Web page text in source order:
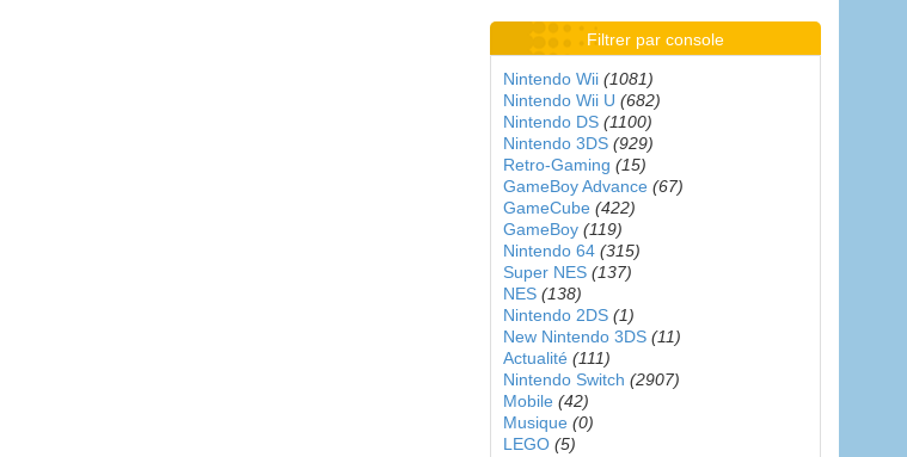
Filtrer par console
Nintendo Wii (1081)
Nintendo Wii U (682)
Nintendo DS (1100)
Nintendo 3DS (929)
Retro-Gaming (15)
GameBoy Advance (67)
GameCube (422)
GameBoy (119)
Nintendo 64 (315)
Super NES (137)
NES (138)
Nintendo 2DS (1)
New Nintendo 3DS (11)
Actualité (111)
Nintendo Switch (2907)
Mobile (42)
Musique (0)
LEGO (5)